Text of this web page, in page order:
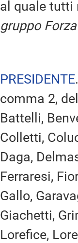
al quale
gruppo
PRESIDENTE
comma 2,
Battelli,
Colletti,
Daga,
Ferraresi,
Gallo,
Giachetti,
Lorefice,